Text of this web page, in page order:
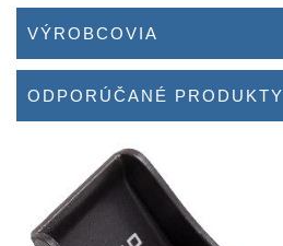
VÝROBCOVIA
ODPORÚČANÉ PRODUKTY